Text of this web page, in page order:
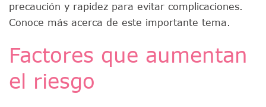
precaución y rapidez para evitar complicaciones.
Conoce más acerca de este importante tema.
Factores que aumentan
el riesgo